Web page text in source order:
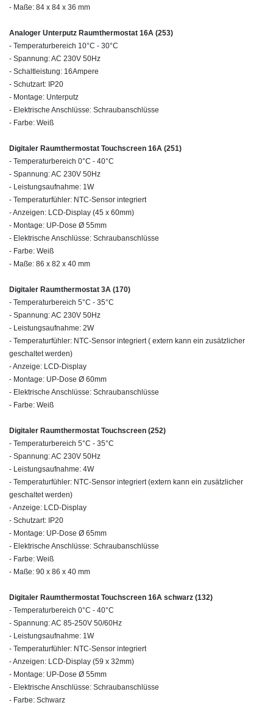
- Maße: 84 x 84 x 36 mm
Analoger Unterputz Raumthermostat 16A (253)
- Temperaturbereich 10°C - 30°C
- Spannung: AC 230V 50Hz
- Schaltleistung: 16Ampere
- Schutzart: IP20
- Montage: Unterputz
- Elektrische Anschlüsse: Schraubanschlüsse
- Farbe: Weiß
Digitaler Raumthermostat Touchscreen 16A (251)
- Temperaturbereich 0°C - 40°C
- Spannung: AC 230V 50Hz
- Leistungsaufnahme: 1W
- Temperaturfühler: NTC-Sensor integriert
- Anzeigen: LCD-Display (45 x 60mm)
- Montage: UP-Dose Ø 55mm
- Elektrische Anschlüsse: Schraubanschlüsse
- Farbe: Weiß
- Maße: 86 x 82 x 40 mm
Digitaler Raumthermostat 3A (170)
- Temperaturbereich 5°C - 35°C
- Spannung: AC 230V 50Hz
- Leistungsaufnahme: 2W
- Temperaturfühler: NTC-Sensor integriert ( extern kann ein zusätzlicher
geschaltet werden)
- Anzeige: LCD-Display
- Montage: UP-Dose Ø 60mm
- Elektrische Anschlüsse: Schraubanschlüsse
- Farbe: Weiß
Digitaler Raumthermostat Touchscreen (252)
- Temperaturbereich 5°C - 35°C
- Spannung: AC 230V 50Hz
- Leistungsaufnahme: 4W
- Temperaturfühler: NTC-Sensor integriert (extern kann ein zusätzlicher
geschaltet werden)
- Anzeige: LCD-Display
- Schutzart: IP20
- Montage: UP-Dose Ø 65mm
- Elektrische Anschlüsse: Schraubanschlüsse
- Farbe: Weiß
- Maße: 90 x 86 x 40 mm
Digitaler Raumthermostat Touchscreen 16A schwarz (132)
- Temperaturbereich 0°C - 40°C
- Spannung: AC 85-250V 50/60Hz
- Leistungsaufnahme: 1W
- Temperaturfühler: NTC-Sensor integriert
- Anzeigen: LCD-Display (59 x 32mm)
- Montage: UP-Dose Ø 55mm
- Elektrische Anschlüsse: Schraubanschlüsse
- Farbe: Schwarz